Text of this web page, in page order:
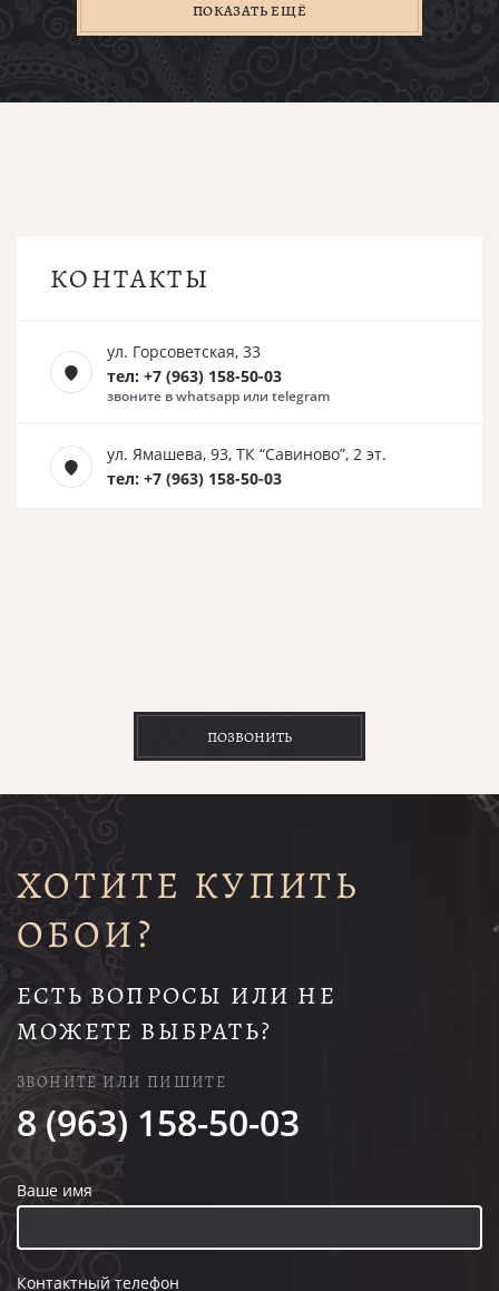
ПОКАЗАТЬ ЕЩЁ
КОНТАКТЫ
ул. Горсоветская, 33
тел: +7 (963) 158-50-03
звоните в whatsapp или telegram
ул. Ямашева, 93, ТК “Савиново”, 2 эт.
тел: +7 (963) 158-50-03
ПОЗВОНИТЬ
ХОТИТЕ КУПИТЬ
ОБОИ?
ЕСТЬ ВОПРОСЫ ИЛИ НЕ
МОЖЕТЕ ВЫБРАТЬ?
ЗВОНИТЕ ИЛИ ПИШИТЕ
8 (963) 158-50-03
Ваше имя
Контактный телефон